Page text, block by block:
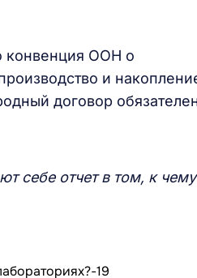
конвенция ООН о
и
договор
себе отчет в том, к чему